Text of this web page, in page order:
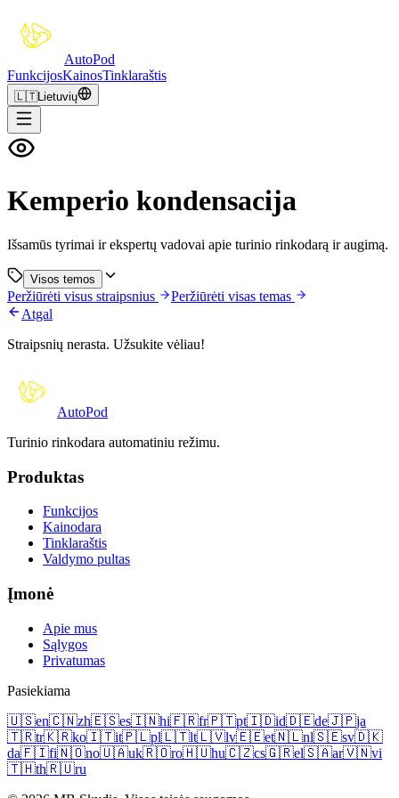
AutoPod
FunkcijosKainosTinklaraštis
🇱🇹Lietuvių
Kemperio kondensacija
Išsamūs tyrimai ir ekspertų vadovai apie turinio rinkodarą ir augimą.
Visos temos
Peržiūrėti visus straipsnius
Peržiūrėti visas temas
Atgal
Straipsnių nerasta. Užsukite vėliau!
AutoPod
Turinio rinkodara automatiniu režimu.
Produktas
Funkcijos
Kainodara
Tinklaraštis
Valdymo pultas
Įmonė
Apie mus
Sąlygos
Privatumas
Pasiekiama
🇺🇸en🇨🇳zh🇪🇸es🇮🇳hi🇫🇷fr🇵🇹pt🇮🇩id🇩🇪de🇯🇵ja
🇹🇷tr🇰🇷ko🇮🇹it🇵🇱pl🇱🇹lt🇱🇻lv🇪🇪et🇳🇱nl🇸🇪sv🇩🇰
da🇫🇮fi🇳🇴no🇺🇦uk🇷🇴ro🇭🇺hu🇨🇿cs🇬🇷el🇸🇦ar🇻🇳vi
🇹🇭th🇷🇺ru